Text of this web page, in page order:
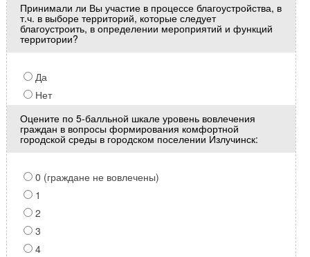
Принимали ли Вы участие в процессе благоустройства, в
т.ч. в выборе территорий, которые следует
благоустроить, в определении мероприятий и функций
территории?
Да
Нет
Оцените по 5-балльной шкале уровень вовлечения
граждан в вопросы формирования комфортной
городской среды в городском поселении Излучинск:
0 (граждане не вовлечены)
1
2
3
4